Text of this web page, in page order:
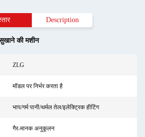
Description
की मशीन
ZLG
मॉडल पर निर्भर करता है
भाप/गर्म पानी/थर्मल तेल/इलेक्ट्रिक हीटिंग
गैर-मानक अनुकूलन